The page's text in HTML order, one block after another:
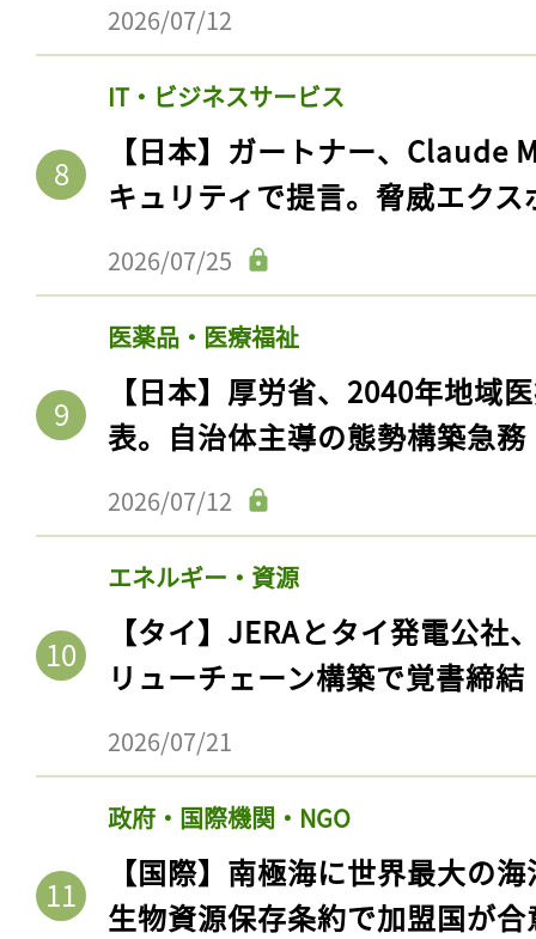
2026/07/12
IT・ビジネスサービス
【日本】ガートナー、Claude
キュリティで提言。脅威エク
2026/07/25
医薬品・医療福祉
【日本】厚労省、2040年地域
表。自治体主導の態勢構築急務
2026/07/12
エネルギー・資源
【タイ】JERAとタイ発電公社
リューチェーン構築で覚書締結
2026/07/21
政府・国際機関・NGO
【国際】南極海に世界最大の
生物資源保存条約で加盟国が合